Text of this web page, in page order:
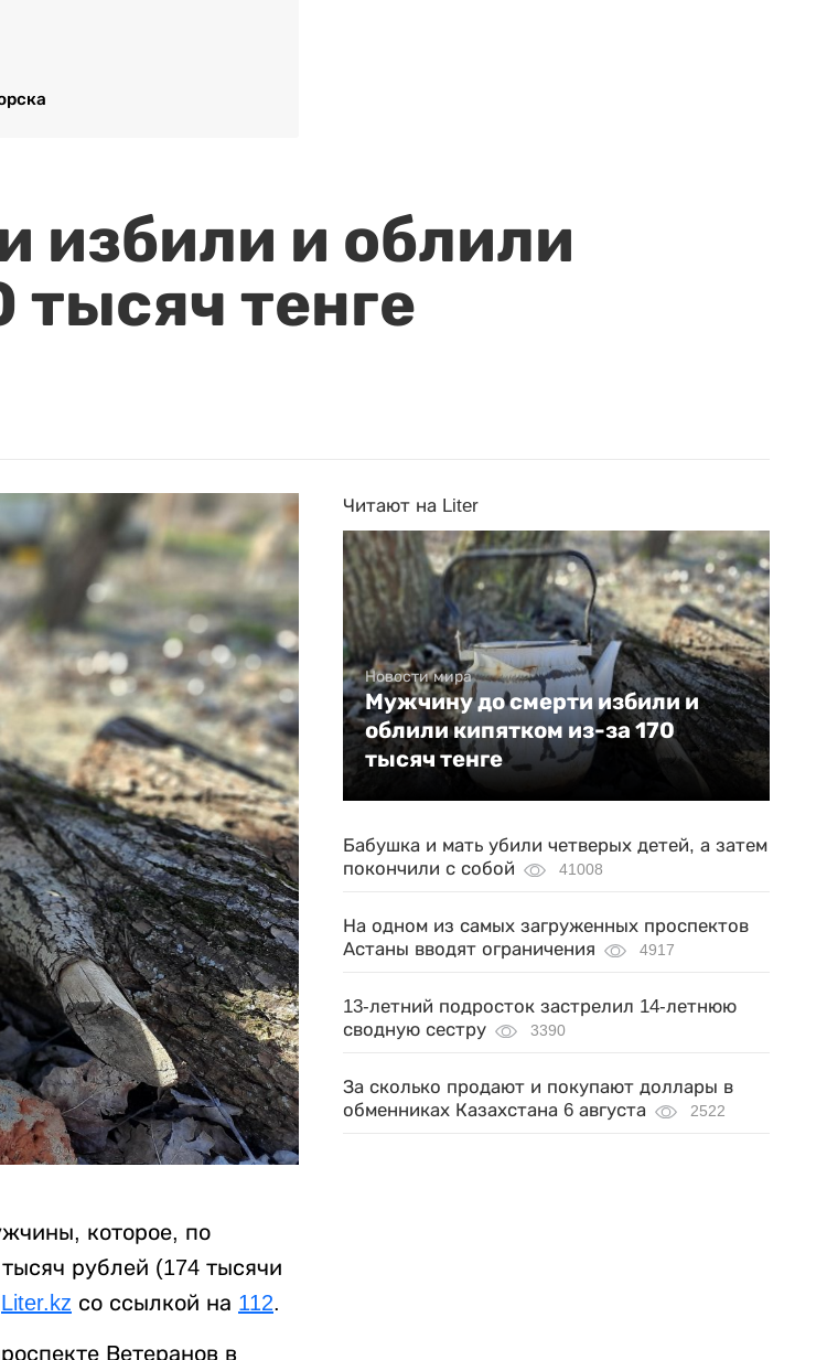
избили и облили
тысяч тенге
которое, по
рублей (174 тысячи
Liter.kz со ссылкой на 112.
Ветеранов в
Читают на Liter
Новости мира
Мужчину до смерти избили и
облили кипятком из-за 170
тысяч тенге
Бабушка и мать убили четверых детей, а затем
покончили с собой
41008
На одном из самых загруженных проспектов
Астаны вводят ограничения
4917
13-летний подросток застрелил 14-летнюю
сводную сестру
3390
За сколько продают и покупают доллары в
обменниках Казахстана 6 августа
2522